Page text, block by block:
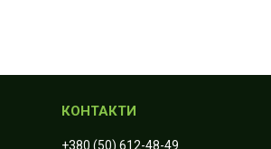
+380 (50) 612-48-49